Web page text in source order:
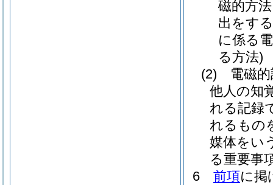
磁的方
出をす
に係る
る方法)
(2)
電磁
他人の知
れる記録
れるもの
媒体をい
る重要事
6
前項に掲